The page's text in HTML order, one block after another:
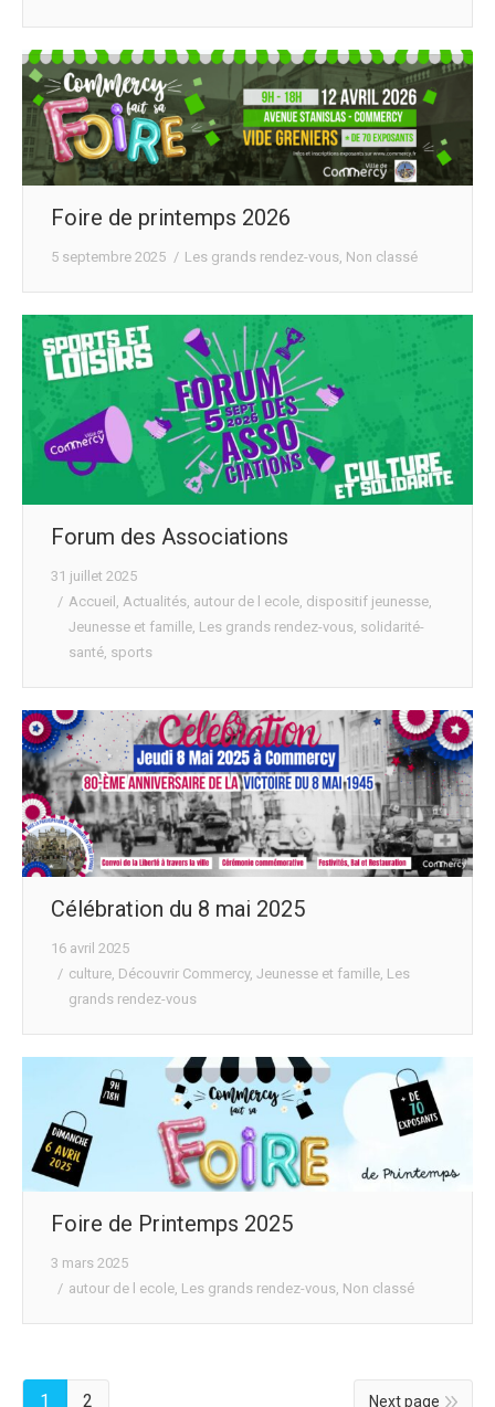
Foire de printemps 2026
5 septembre 2025 Les grands rendez-vous, Non classé
Forum des Associations
31 juillet 2025
Accueil
Actualités autour de l ecole dispositif jeunesse
Jeunesse et famille Les grands rendez-vous solidarité-
santé sports
Célébration du 8 mai 2025
16 avril 2025
culture Découvrir Commercy, Jeunesse et famille Les
grands rendez-vous
Foire de Printemps 2025
3 mars 2025
autour de l ecole, Les grands rendez-vous, Non classé
1 2 Next page